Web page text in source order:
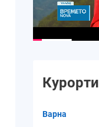
Курорти
Варна